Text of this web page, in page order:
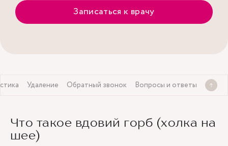
Записаться к врачу
Удаление Обратный звонок Вопросы и ответы
Что такое вдовий горб (холка на
шее)